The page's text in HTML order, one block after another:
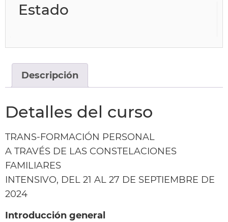
Estado
Descripción
Detalles del curso
TRANS-FORMACIÓN PERSONAL
A TRAVÉS DE LAS CONSTELACIONES
FAMILIARES
INTENSIVO, DEL 21 AL 27 DE SEPTIEMBRE DE
2024
Introducción general